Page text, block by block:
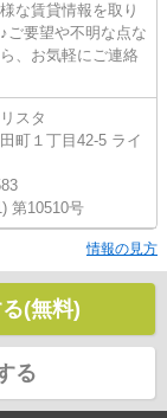
な賃貸情報を取り
ご要望や不明な点な
、お気軽にご連絡
スタ
町１丁目42-5 ライ
第10510号
情報の見方
(無料)
る